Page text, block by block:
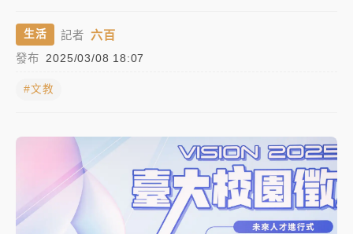
分析｜
標？ 鴻海本週法說法人關注的四大重點
中租控股7月營收創今年新高 前7月獲利成長6%
獨家｜
和欣客運總裁逝世！少東涉洗錢遭收押 戴手銬
腳鐐提前奔靈堂畫面曝
生活 記者 六百
發布 2025/03/08 18:07
#文教